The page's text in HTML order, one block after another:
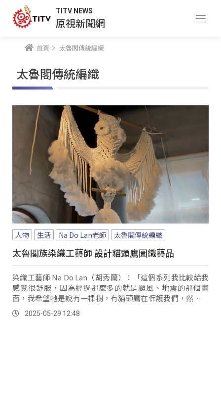
TITV NEWS
原視新聞網
首頁 太魯閣傳統編織
太魯閣傳統編織
人物 生活 Na Do Lan老師 太魯閣傳統編織
太魯閣族染織工藝師 設計貓頭鷹圖織藝品
染織工藝師 Na Do Lan（胡秀蘭）：「這個系列我比較給我
感覺很舒服，因為經過那麼多的就是颱風、地震的那個畫
面，我希望牠是說有一棵樹，有貓頭鷹在保護我們，然後讓
這個家族有這個作品的家族很舒服，然後不會那麼多的壓
力。2025-05-29 12:48